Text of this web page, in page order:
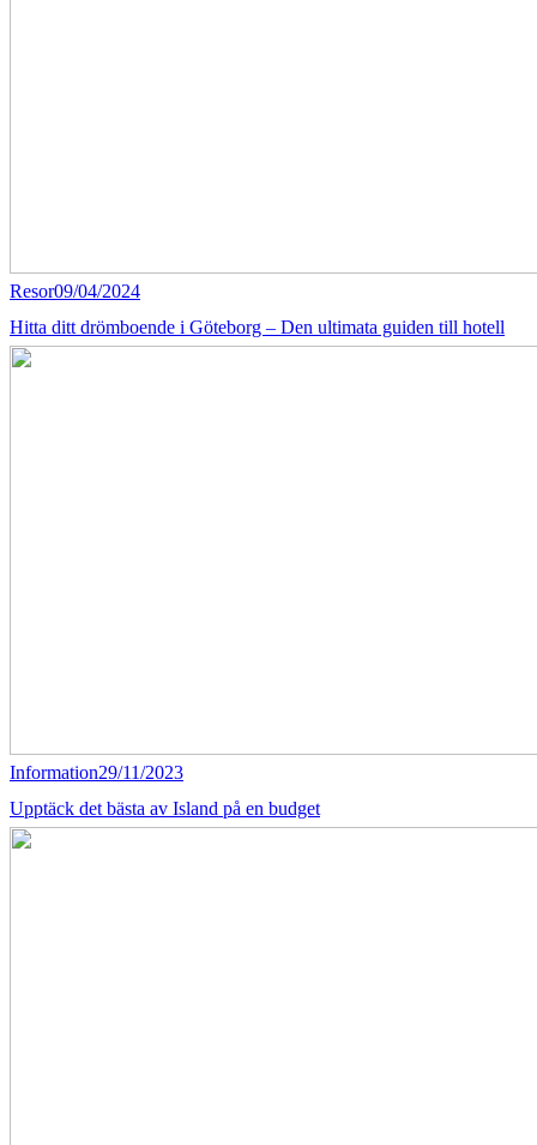
Resor09/04/2024
Hitta ditt drömboende i Göteborg – Den ultimata guiden till hotell
Information29/11/2023
Upptäck det bästa av Island på en budget